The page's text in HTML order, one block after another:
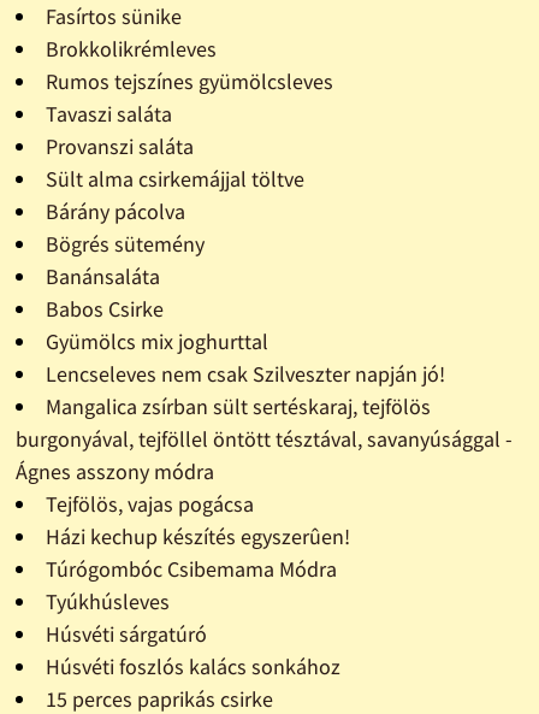
Fasírtos sünike
Brokkolikrémleves
Rumos tejszínes gyümölcsleves
Tavaszi saláta
Provanszi saláta
Sült alma csirkemájjal töltve
Bárány pácolva
Bögrés sütemény
Banánsaláta
Babos Csirke
Gyümölcs mix joghurttal
Lencseleves nem csak Szilveszter napján jó!
Mangalica zsírban sült sertéskaraj, tejfölös
burgonyával, tejföllel öntött tésztával, savanyúsággal -
Ágnes asszony módra
Tejfölös, vajas pogácsa
Házi kechup készítés egyszerûen!
Túrógombóc Csibemama Módra
Tyúkhúsleves
Húsvéti sárgatúró
Húsvéti foszlós kalács sonkához
15 perces paprikás csirke